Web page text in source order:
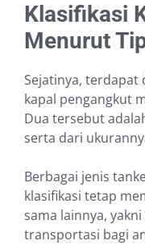
Klasifikasi
Menurut
Sejatinya, terdapat
kapal pengangkut
Dua tersebut
serta dari
Berbagai jenis
klasifikasi tetap
sama lainnya,
transportasi bagi